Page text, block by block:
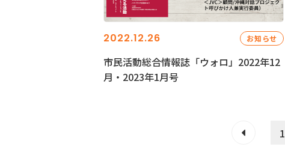
2022.12.26 お知らせ
市民活動総合情報誌「ウォロ」2022年12
月・2023年1月号
1